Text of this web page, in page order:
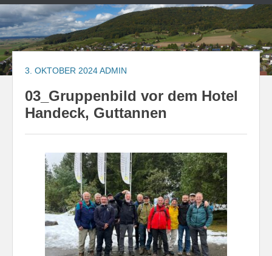
Zum
Inhalt
springen
3. OKTOBER 2024ADMIN
03_Gruppenbild vor dem Hotel
Handeck, Guttannen